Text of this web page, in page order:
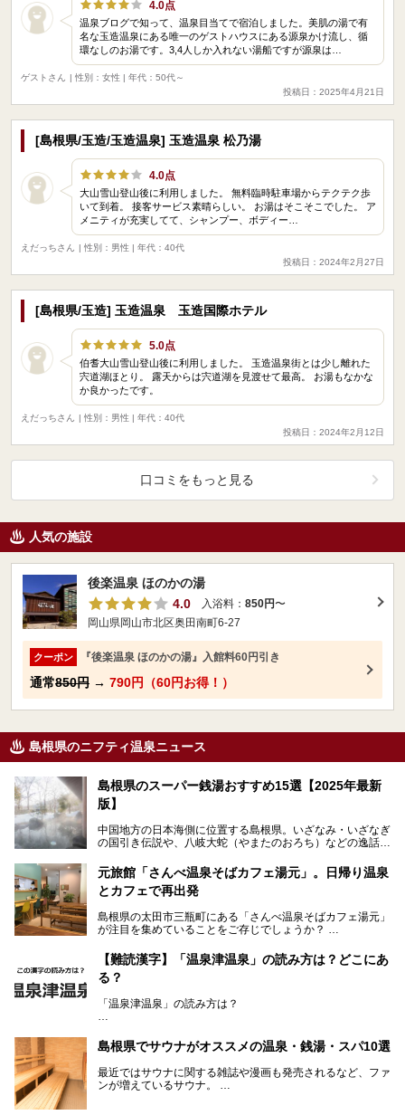
4.0点
温泉ブログで知って、温泉目当てで宿泊しました。美肌の湯で有
名な玉造温泉にある唯一のゲストハウスにある源泉かけ流し、循
環なしのお湯です。3,4人しか入れない湯船ですが源泉は…
ゲストさん
| 性別：女性 | 年代：50代～
投稿日：2025年4月21日
[島根県/玉造/玉造温泉] 玉造温泉 松乃湯
4.0点
大山雪山登山後に利用しました。 無料臨時駐車場からテクテク歩
いて到着。 接客サービス素晴らしい。 お湯はそこそこでした。 ア
メニティが充実してて、シャンプー、ボディー…
えだっちさん
| 性別：男性 | 年代：40代
投稿日：2024年2月27日
[島根県/玉造] 玉造温泉 玉造国際ホテル
5.0点
伯耆大山雪山登山後に利用しました。 玉造温泉街とは少し離れた
宍道湖ほとり。 露天からは宍道湖を見渡せて最高。 お湯もなかな
か良かったです。
えだっちさん
| 性別：男性 | 年代：40代
投稿日：2024年2月12日
口コミをもっと見る
人気の施設
後楽温泉 ほのかの湯
4.0
入浴料： 850円〜
岡山県岡山市北区奥田南町6-27
クーポン 『後楽温泉 ほのかの湯』入館料60円引き
通常850円 → 790円（60円お得！）
島根県のニフティ温泉ニュース
島根県のスーパー銭湯おすすめ15選【2025年最新
版】
中国地方の日本海側に位置する島根県。いざなみ・いざなぎ
の国引き伝説や、八岐大蛇（やまたのおろち）などの逸話が
の参拝客が訪れます。「出雲縁結び空港」への直行便なら、
首都圏からでも実は2時間圏内で到着できるアクセスも魅力
です。
市）など、古くから知られる温泉郷が多くあります。ゆった
り流れる時間のなかで、心の底からのんびりできるスーパー
元旅館「さんべ温泉そばカフェ湯元」。日帰り温泉
とカフェで再出発
島根県の太田市三瓶町にある「さんべ温泉そばカフェ湯元」
が注目を集めていることをご存じでしょうか？
「さんべ温泉そばカフェ湯元」は日帰り温泉と、名物のそば
を提供するカフェという新しい営業スタイルで、観光客に限
らず地元民にも親しまれています。
宿泊をせずとも、気軽に源泉のお湯をつかった温泉と、美味
しいそばが楽しめるなんて、とても素敵ですよね。
を経て現在のスタイルに辿り着いているのです。
【難読漢字】「温泉津温泉」の読み方は？どこにあ
る？
「温泉津温泉」の読み方は？
か？
島根県でサウナがオススメの温泉・銭湯・スパ10選
最近ではサウナに関する雑誌や漫画も発売されるなど、ファ
ンが増えているサウナ。